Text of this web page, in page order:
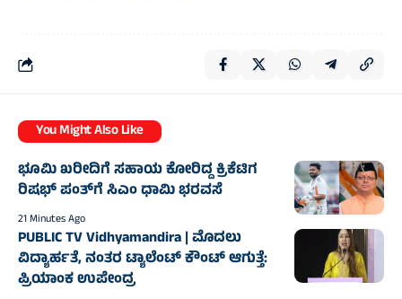
You Might Also Like
ಭೂಮಿ ಖರೀದಿಗೆ ಸಹಾಯ ಕೋರಿದ್ದ ಕ್ರಿಕೆಟಿಗ
ರಿಷಭ್ ಪಂತ್‌ಗೆ ಸಿಎಂ ಧಾಮಿ ಭರವಸೆ
21 Minutes Ago
PUBLIC TV Vidhyamandira | ಮೊದಲು
ವಿದ್ಯಾರ್ಹತೆ, ನಂತರ ಟ್ಯಾಲೆಂಟ್ ಕೌಂಟ್ ಆಗುತ್ತೆ:
ಪ್ರಿಯಾಂಕ ಉಪೇಂದ್ರ